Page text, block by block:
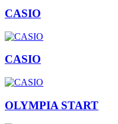
CASIO
CASIO
OLYMPIA START